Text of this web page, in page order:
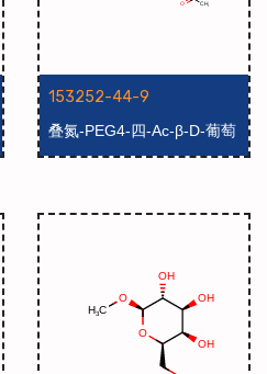
153252-44-9
叠氮-PEG4-四-Ac-β-D-葡萄
糖